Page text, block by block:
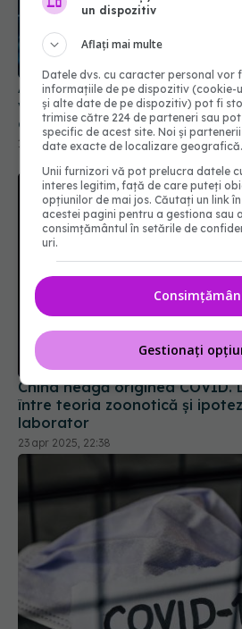
ARN-ul autoamplificator, o
vaccinurile COVID-19 și
cancer
13 sep 2024, 23:47
China neagă originea COVID.
între teoria zoonotică și
laborator
23 apr 2025, 22:38
un dispozitiv
Aflați mai multe
Datele dvs. cu caracter personal vor
informațiile de pe dispozitiv (cookie-
și alte date de pe dispozitiv) pot fi
trimise către 224 de parteneri sau
specific de acest site. Noi și
date exacte de localizare
Unii furnizori vă pot prelucra datele
interes legitim, față de care puteți
opțiunilor de mai jos. Căutați un link
acestei pagini pentru a gestiona sau
consimțământul în setările de
uri.
Gestionați